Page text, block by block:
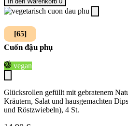
[65]
Cuốn đậu phụ
vegan
Glücksrollen gefüllt mit gebratenem
Kräutern, Salat und hausgemachten
und Röstzwiebeln), 4 St.